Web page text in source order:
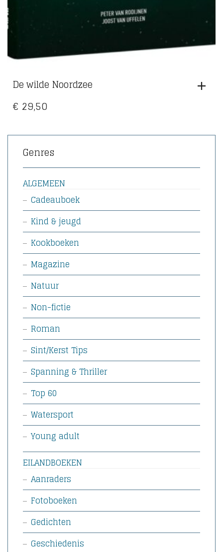
De wilde Noordzee
€ 29,50
Genres
ALGEMEEN
Cadeauboek
Kind & jeugd
Kookboeken
Magazine
Natuur
Non-fictie
Roman
Sint/Kerst Tips
Spanning & Thriller
Top 60
Watersport
Young adult
EILANDBOEKEN
Aanraders
Fotoboeken
Gedichten
Geschiedenis